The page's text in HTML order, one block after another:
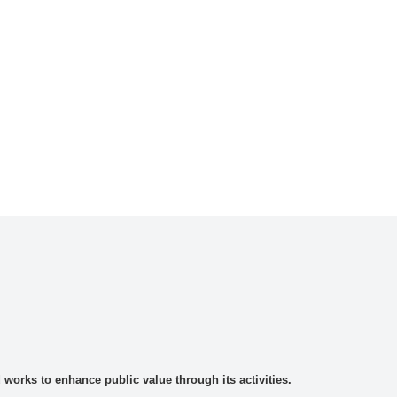
to enhance public value through its activities.